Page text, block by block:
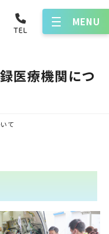
医療機関につ
て
MENU